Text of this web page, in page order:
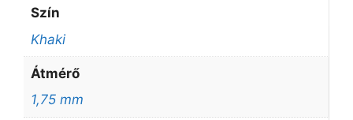
Szín
Khaki
Átmérő
1,75 mm